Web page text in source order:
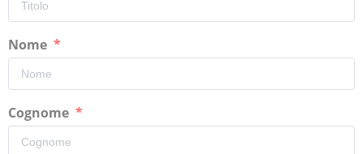
Nome
Cognome